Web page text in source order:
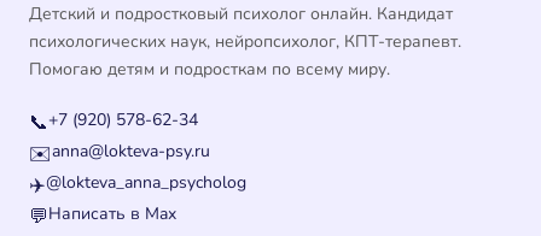
Детский и подростковый психолог онлайн. Кандидат
психологических наук, нейропсихолог, КПТ-терапевт.
Помогаю детям и подросткам по всему миру.
📞+7 (920) 578-62-34
✉️anna@lokteva-psy.ru
✈️@lokteva_anna_psycholog
💬Написать в Max